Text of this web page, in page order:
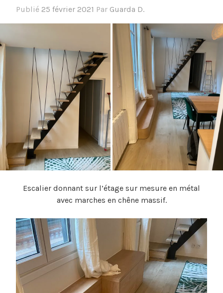
Publié 25 février 2021 Par Guarda D.
Escalier donnant sur l’étage sur mesure en métal
avec marches en chêne massif.